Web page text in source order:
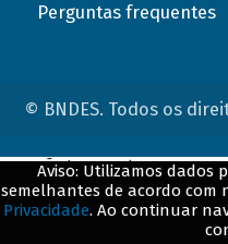
Perguntas frequentes
© BNDES. Todos os
Aviso: Utilizamos dados
semelhantes de acordo com
Privacidade. Ao continuar
ConteÃºdo complementar
${title}${badge}